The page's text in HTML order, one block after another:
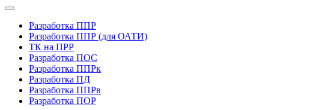
Разработка ППР
Разработка ППР (для ОАТИ)
ТК на ПРР
Разработка ПОС
Разработка ППРк
Разработка ПД
Разработка ППРв
Разработка ПОР